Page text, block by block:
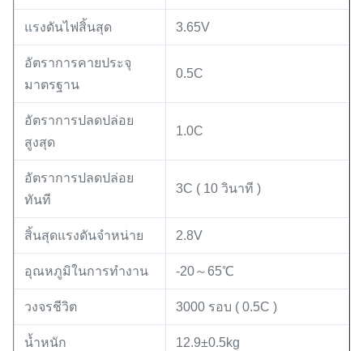
แรงดันไฟสิ้นสุด 3.65V
อัตราการคายประจุ
มาตรฐาน
0.5C
อัตราการปลดปล่อย
สูงสุด
1.0C
อัตราการปลดปล่อย
ทันที
3C ( 10 วินาที )
สิ้นสุดแรงดันจำหน่าย 2.8V
อุณหภูมิในการทำงาน -20～65℃
วงจรชีวิต 3000 รอบ ( 0.5C )
น้ำหนัก 12.9±0.5kg